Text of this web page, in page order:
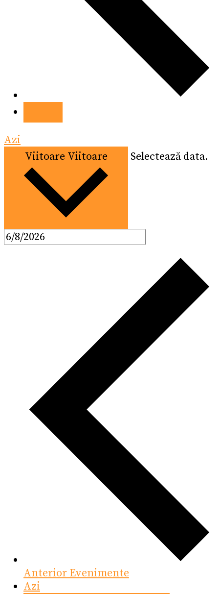
Azi
Viitoare Viitoare Selectează data.
Anterior Evenimente
Azi